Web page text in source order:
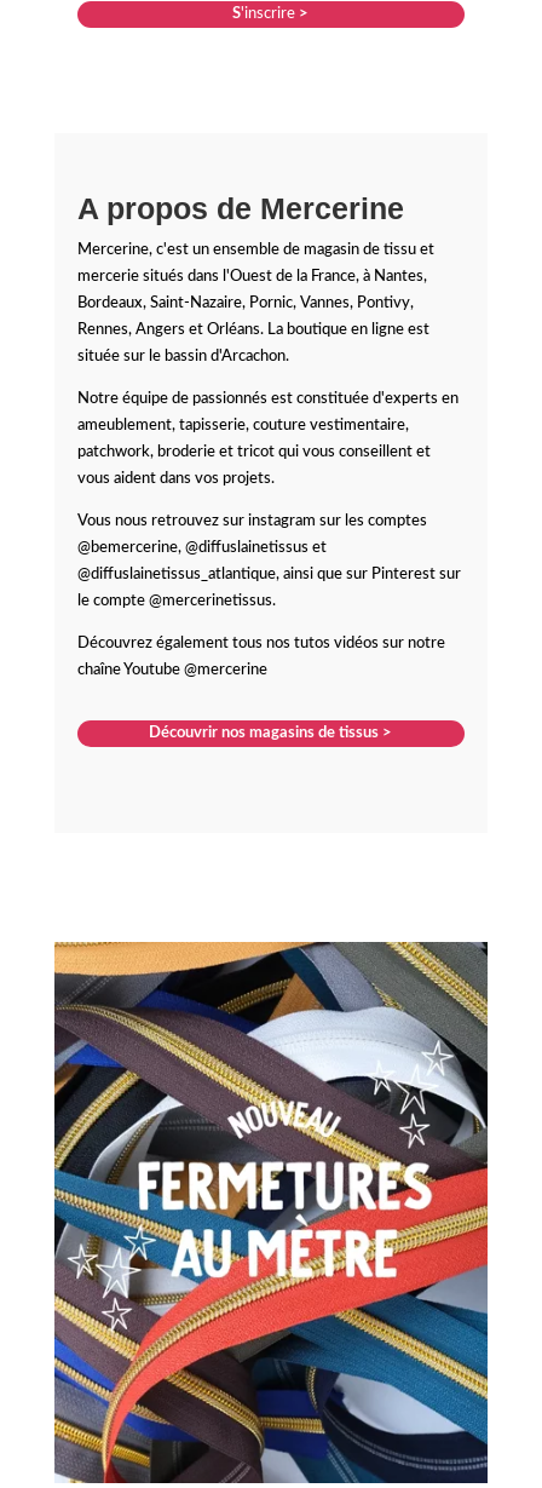
S'inscrire >
A propos de Mercerine
Mercerine, c'est un ensemble de magasin de tissu et
mercerie situés dans l'Ouest de la France, à Nantes,
Bordeaux, Saint-Nazaire, Pornic, Vannes, Pontivy,
Rennes, Angers et Orléans. La boutique en ligne est
située sur le bassin d'Arcachon.
Notre équipe de passionnés est constituée d'experts en
ameublement, tapisserie, couture vestimentaire,
patchwork, broderie et tricot qui vous conseillent et
vous aident dans vos projets.
Vous nous retrouvez sur instagram sur les comptes
@bemercerine, @diffuslainetissus et
@diffuslainetissus_atlantique, ainsi que sur Pinterest sur
le compte @mercerinetissus.
Découvrez également tous nos tutos vidéos sur notre
chaîne Youtube @mercerine
Découvrir nos magasins de tissus >